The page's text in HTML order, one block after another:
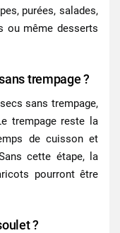
purées, salades,
ou même desserts
trempage ?
sans trempage,
trempage reste la
de cuisson et
cette étape, la
pourront être
?